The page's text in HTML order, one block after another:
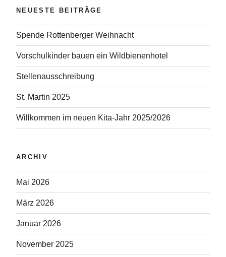
NEUESTE BEITRÄGE
Spende Rottenberger Weihnacht
Vorschulkinder bauen ein Wildbienenhotel
Stellenausschreibung
St. Martin 2025
Willkommen im neuen Kita-Jahr 2025/2026
ARCHIV
Mai 2026
März 2026
Januar 2026
November 2025